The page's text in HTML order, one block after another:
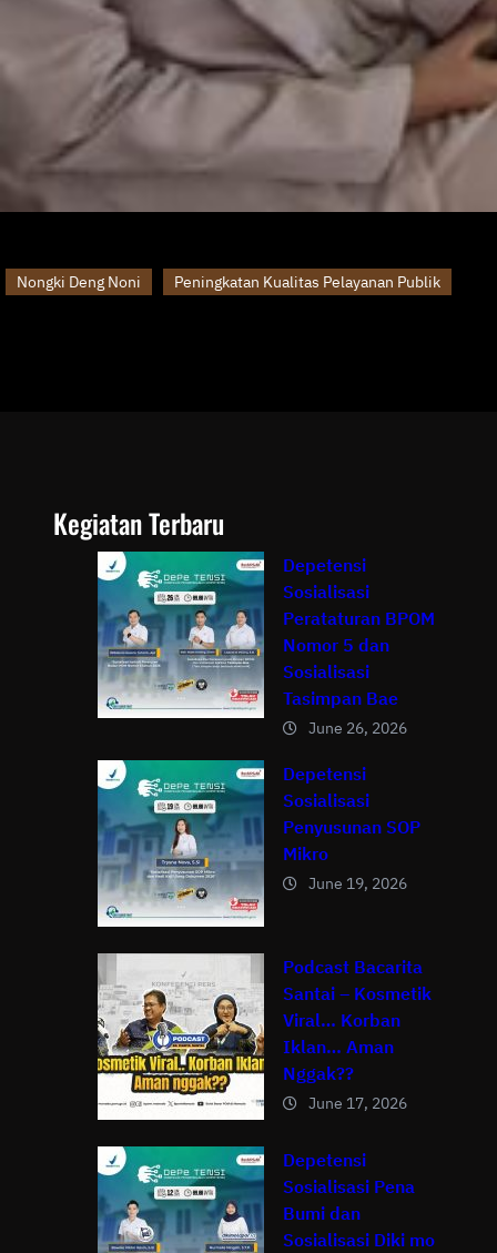
Nongki Deng Noni Peningkatan Kualitas Pelayanan Publik
Kegiatan Terbaru
Depetensi
Sosialisasi
Perataturan BPOM
Nomor 5 dan
Sosialisasi
Tasimpan Bae
June 26, 2026
Depetensi
Sosialisasi
Penyusunan SOP
Mikro
June 19, 2026
Podcast Bacarita
Santai – Kosmetik
Viral… Korban
Iklan… Aman
Nggak??
June 17, 2026
Depetensi
Sosialisasi Pena
Bumi dan
Sosialisasi Diki mo